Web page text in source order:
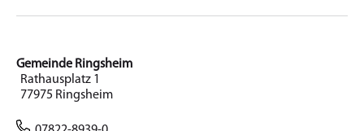
Gemeinde Ringsheim
Rathausplatz 1
77975 Ringsheim